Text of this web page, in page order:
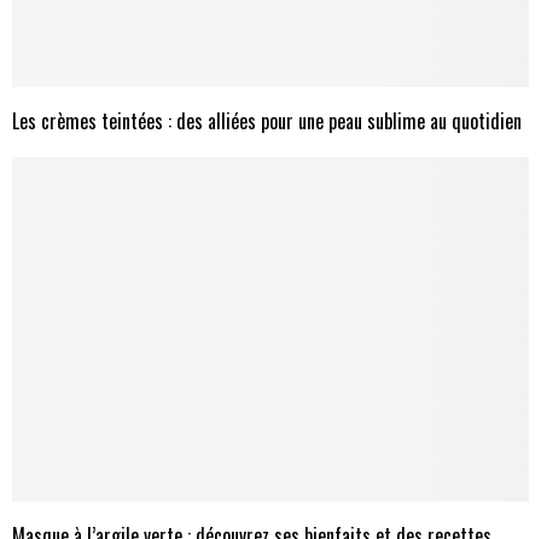
Les crèmes teintées : des alliées pour une peau sublime au quotidien